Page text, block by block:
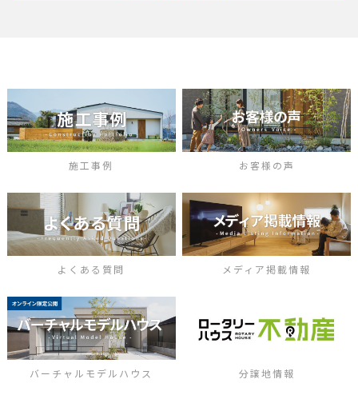
施工事例 お客様の声
よくある質問 メディア掲載情報
バーチャルモデルハウス 分譲地情報